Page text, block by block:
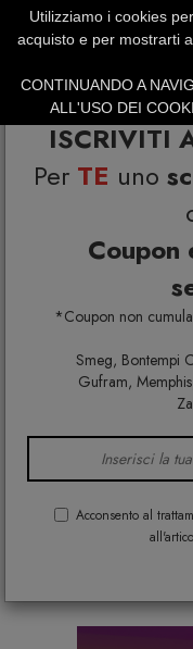
ISCRIVITI
Per TE uno
Coupon
*Coupon non
Smeg, Bontempi
Gufram,
Acconsento al
SUMMER
Utilizziamo i cookies
acquisto e per mostrarti
CONTINUANDO A
ALL'USO DEI